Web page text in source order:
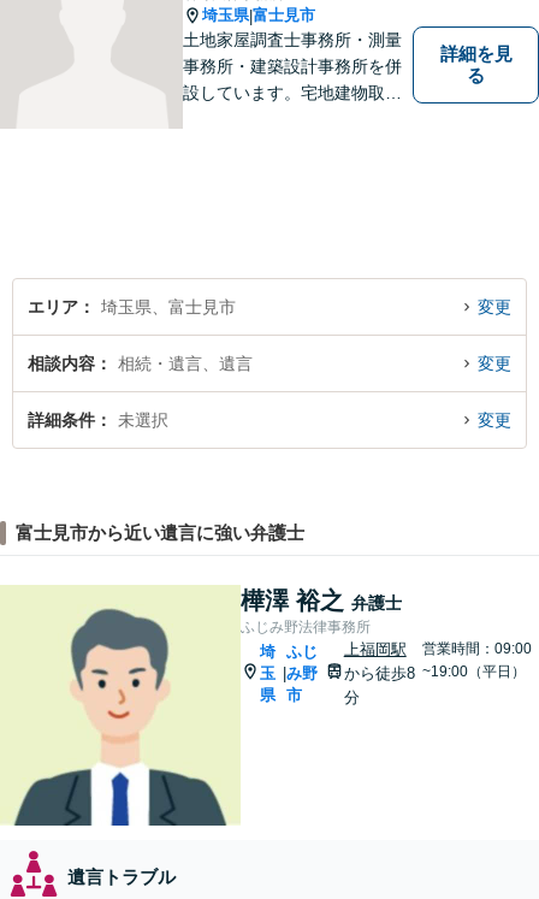
埼玉県|富士見市
土地家屋調査士事務所・測量
事務所・建築設計事務所を併
設しています。宅地建物取引
詳細を見
る
エリア 埼玉県、富士見市 変更
相談内容 相続・遺言、遺言 変更
詳細条件 未選択 変更
富士見市から近い遺言に強い弁護士
樺澤 裕之 弁護士
ふじみ野法律事務所
埼
玉
県
ふじ
み野
市
上福岡駅
から徒歩8
分
営業時間：09:00
~19:00（平日）
遺言トラブル